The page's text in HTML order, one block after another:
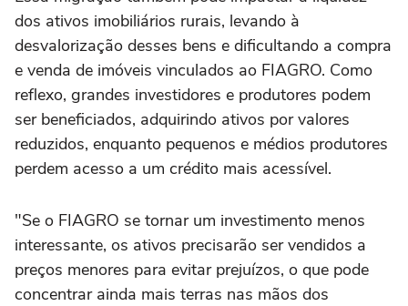
dos ativos imobiliários rurais, levando à
desvalorização desses bens e dificultando a compra
e venda de imóveis vinculados ao FIAGRO. Como
reflexo, grandes investidores e produtores podem
ser beneficiados, adquirindo ativos por valores
reduzidos, enquanto pequenos e médios produtores
perdem acesso a um crédito mais acessível.
"Se o FIAGRO se tornar um investimento menos
interessante, os ativos precisarão ser vendidos a
preços menores para evitar prejuízos, o que pode
concentrar ainda mais terras nas mãos dos